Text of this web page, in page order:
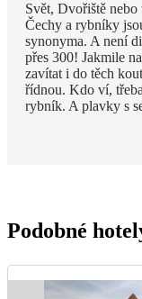
Svět, Dvořiště
Čechy a rybníky
synonyma. A není
přes 300! Jakmile
zavítat i do těch
řídnou. Kdo ví,
rybník. A plavky s
Podobné